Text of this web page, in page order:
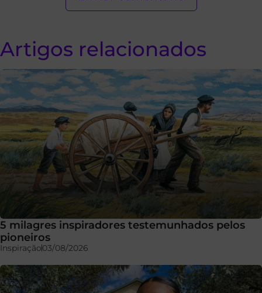
Artigos relacionados
5 milagres inspiradores testemunhados pelos
pioneiros
Inspiração03/08/2026